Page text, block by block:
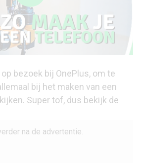
bezoek bij OnePlus, om te
bij het maken van een
Super tof, dus bekijk de
na de advertentie.